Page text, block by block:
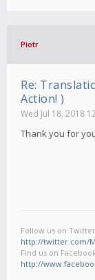
Piotr
Re:
Action! )
Wed Jul 18, 2018
Thank you for
Follow us on
http://twitter.com/
Find us on
http://